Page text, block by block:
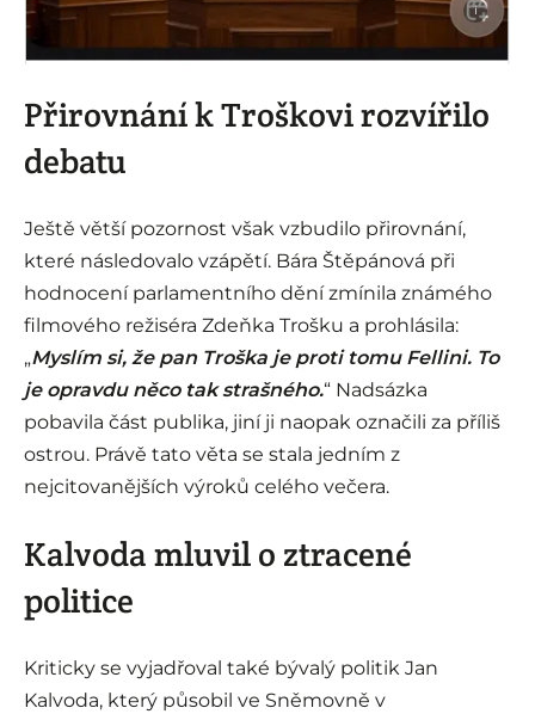
i
Přirovnání k Troškovi rozvířilo
debatu
Ještě větší pozornost však vzbudilo přirovnání,
které následovalo vzápětí. Bára Štěpánová při
hodnocení parlamentního dění zmínila známého
filmového režiséra Zdeňka Trošku a prohlásila:
„Myslím si, že pan Troška je proti tomu Fellini. To
je opravdu něco tak strašného.“ Nadsázka
pobavila část publika, jiní ji naopak označili za příliš
ostrou. Právě tato věta se stala jedním z
nejcitovanějších výroků celého večera.
Kalvoda mluvil o ztracené
politice
Kriticky se vyjadřoval také bývalý politik Jan
Kalvoda, který působil ve Sněmovně v